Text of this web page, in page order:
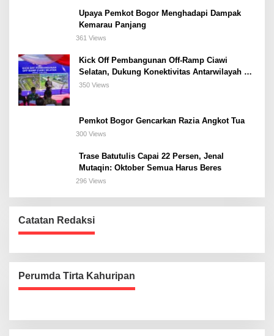
Upaya Pemkot Bogor Menghadapi Dampak
Kemarau Panjang
361 Views
Kick Off Pembangunan Off-Ramp Ciawi
Selatan, Dukung Konektivitas Antarwilayah di
Bogor Selatan
350 Views
Pemkot Bogor Gencarkan Razia Angkot Tua
300 Views
Trase Batutulis Capai 22 Persen, Jenal
Mutaqin: Oktober Semua Harus Beres
296 Views
Catatan Redaksi
Perumda Tirta Kahuripan